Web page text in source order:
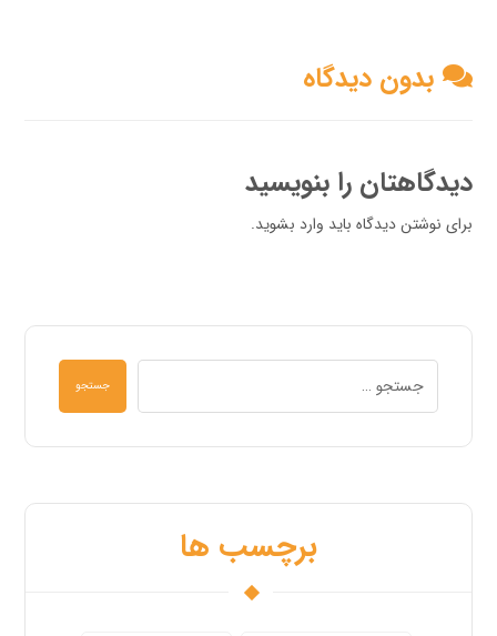
بدون دیدگاه
دیدگاهتان را بنویسید
برای نوشتن دیدگاه باید وارد بشوید.
جستجو
برچسب ها